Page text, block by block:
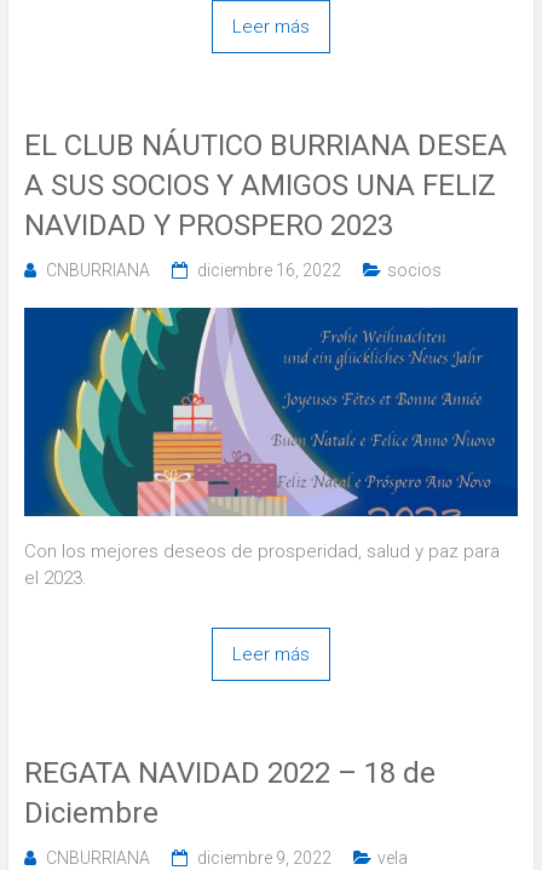
Leer más
EL CLUB NÁUTICO BURRIANA DESEA
A SUS SOCIOS Y AMIGOS UNA FELIZ
NAVIDAD Y PROSPERO 2023
CNBURRIANA diciembre 16, 2022 socios
Con los mejores deseos de prosperidad, salud y paz para
el 2023.
Leer más
REGATA NAVIDAD 2022 – 18 de
Diciembre
CNBURRIANA diciembre 9, 2022 vela